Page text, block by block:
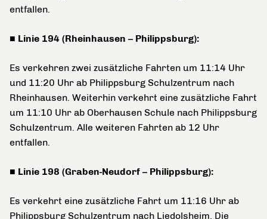
entfallen.
■ Linie 194 (Rheinhausen – Philippsburg):
Es verkehren zwei zusätzliche Fahrten um 11:14 Uhr
und 11:20 Uhr ab Philippsburg Schulzentrum nach
Rheinhausen. Weiterhin verkehrt eine zusätzliche Fahrt
um 11:10 Uhr ab Oberhausen Schule nach Philippsburg
Schulzentrum. Alle weiteren Fahrten ab 12 Uhr
entfallen.
■ Linie 198 (Graben-Neudorf – Philippsburg):
Es verkehrt eine zusätzliche Fahrt um 11:16 Uhr ab
Philippsburg Schulzentrum nach Liedolsheim. Die